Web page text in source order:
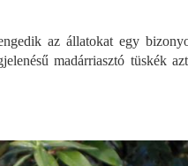
az állatokat egy
madárriasztó tüskék